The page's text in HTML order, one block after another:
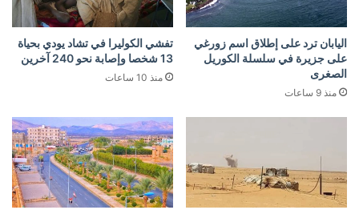
اليابان ترد على إطلاق اسم زورغي
على جزيرة في سلسلة الكوريل
الصغرى
منذ 9 ساعات
تفشي الكوليرا في تشاد يودي بحياة
13 شخصا وإصابة نحو 240 آخرين
منذ 10 ساعات